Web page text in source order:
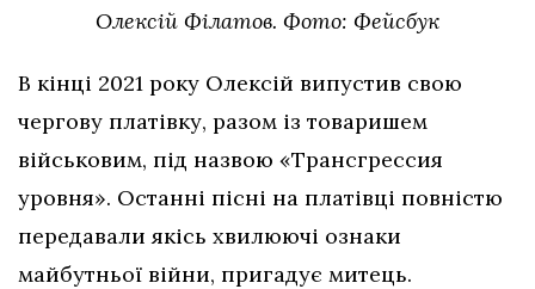
Олексій Філатов. Фото: Фейсбук
В кінці 2021 року Олексій випустив свою
чергову платівку, разом із товаришем
військовим, під назвою «Трансгрессия
уровня». Останні пісні на платівці повністю
передавали якісь хвилюючі ознаки
майбутньої війни, пригадує митець.